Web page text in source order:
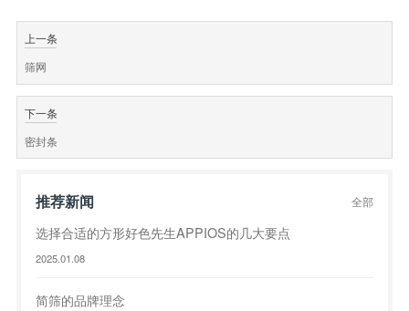
上一条
筛网
下一条
密封条
推荐新闻 全部
选择合适的方形好色先生APPIOS的几大要点
2025.01.08
简筛的品牌理念